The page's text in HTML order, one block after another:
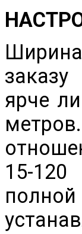
ярче
15-